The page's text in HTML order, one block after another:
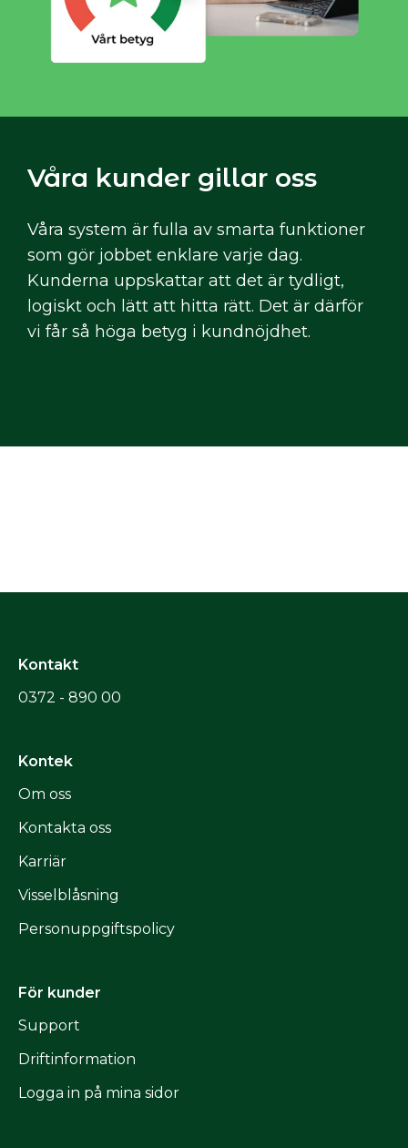
Våra kunder gillar oss
Våra system är fulla av smarta funktioner
som gör jobbet enklare varje dag.
Kunderna uppskattar att det är tydligt,
logiskt och lätt att hitta rätt. Det är därför
vi får så höga betyg i kundnöjdhet.
Kontakt
0372 - 890 00
Kontek
Om oss
Kontakta oss
Karriär
Visselblåsning
Personuppgiftspolicy
För kunder
Support
Driftinformation
Logga in på mina sidor